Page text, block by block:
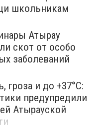
школьникам
Атырау
скот от особо
заболеваний
гроза и до +37°C:
предупредили
Атырауской